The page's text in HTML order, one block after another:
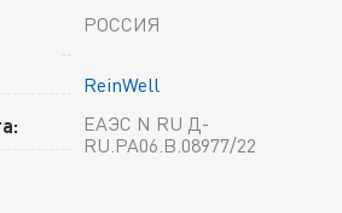
РОССИЯ
ReinWell
ЕАЭС N RU Д-
RU.РА06.В.08977/22